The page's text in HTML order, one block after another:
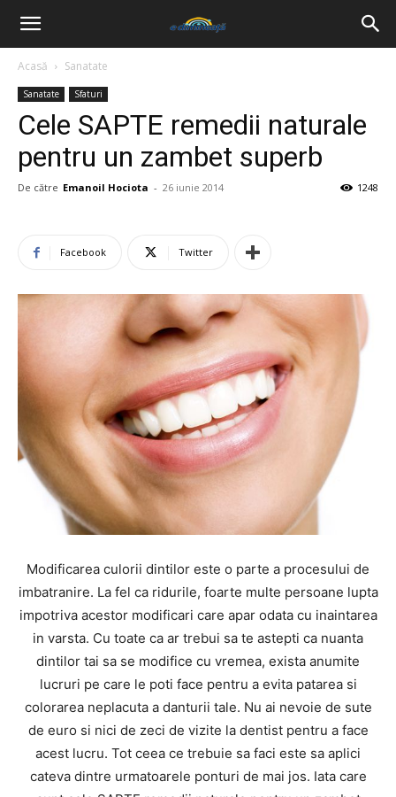
Acasă Sanatate
Sanatate Sfaturi
Cele SAPTE remedii naturale
pentru un zambet superb
De către Emanoil Hociota - 26 iunie 2014 1248
Facebook Twitter
Modificarea culorii dintilor este o parte a procesului de
imbatranire. La fel ca ridurile, foarte multe persoane lupta
impotriva acestor modificari care apar odata cu inaintarea
in varsta. Cu toate ca ar trebui sa te astepti ca nuanta
dintilor tai sa se modifice cu vremea, exista anumite
lucruri pe care le poti face pentru a evita patarea si
colorarea neplacuta a danturii tale. Nu ai nevoie de sute
de euro si nici de zeci de vizite la dentist pentru a face
acest lucru. Tot ceea ce trebuie sa faci este sa aplici
cateva dintre urmatoarele ponturi de mai jos. Iata care